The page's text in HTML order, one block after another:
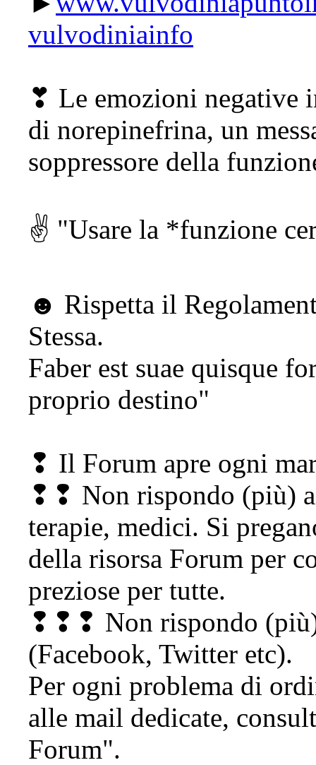
vulvodiniainfo
❣ Le emozioni negative
di norepinefrina, un
soppressore della
✌ "Usare la *funzione
☻ Rispetta il
Stessa.
Faber est suae quisque
proprio destino"
❢ Il Forum apre ogni
❢❢ Non rispondo (più)
terapie, medici. Si
della risorsa Forum per
preziose per tutte.
❢❢❢ Non rispondo (più)
(Facebook, Twitter etc).
Per ogni problema di
alle mail dedicate,
Forum".